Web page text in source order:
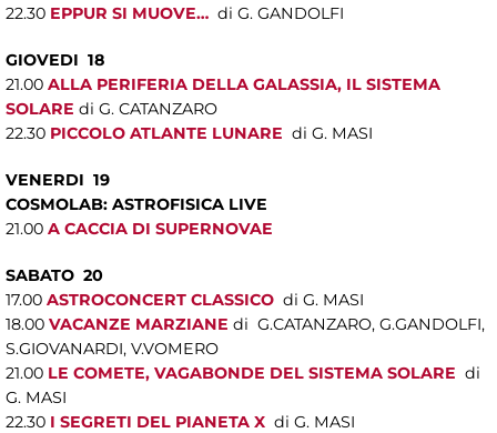
22.30 EPPUR SI MUOVE… di G. GANDOLFI
GIOVEDI 18
21.00 ALLA PERIFERIA DELLA GALASSIA, IL SISTEMA
SOLARE di G. CATANZARO
22.30 PICCOLO ATLANTE LUNARE di G. MASI
VENERDI 19
COSMOLAB: ASTROFISICA LIVE
21.00 A CACCIA DI SUPERNOVAE
SABATO 20
17.00 ASTROCONCERT CLASSICO di G. MASI
18.00 VACANZE MARZIANE di G.CATANZARO, G.GANDOLFI,
S.GIOVANARDI, V.VOMERO
21.00 LE COMETE, VAGABONDE DEL SISTEMA SOLARE di
G. MASI
22.30 I SEGRETI DEL PIANETA X di G. MASI